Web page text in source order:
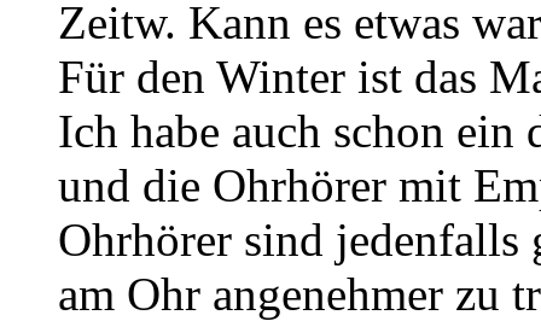
Zeitw. Kann es etwas
Für den Winter ist das
Ich habe auch schon ein
und die Ohrhörer mit
Ohrhörer sind jedenfalls
am Ohr angenehmer zu